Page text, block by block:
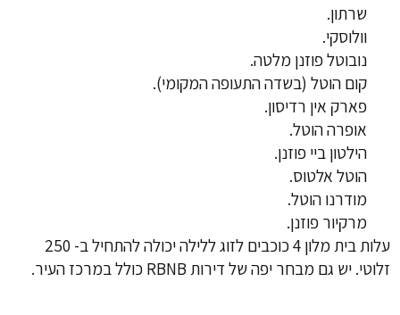
שרתון.
וולוסקי.
נובוטל פוזנן מלטה.
קום הוטל (בשדה התעופה המקומי).
פארק אין רדיסון.
אופרה הוטל.
הילטון ביי פוזנן.
הוטל אלטוס.
מודרנו הוטל.
מרקיור פוזנן.
עלות בית מלון 4 כוכבים לזוג ללילה יכולה להתחיל ב- 250
זלוטי. יש גם מבחר יפה של דירות RBNB כולל במרכז העיר.